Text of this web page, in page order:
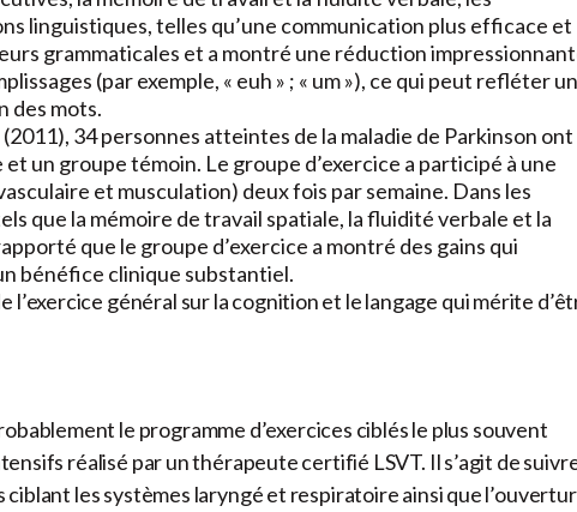
linguistiques, telles qu’une communication plus efficace et
grammaticales et a montré une réduction
(par exemple, « euh » ; « um »), ce qui peut refléter
des mots.
34 personnes atteintes de la maladie de Parkinson ont
un groupe témoin. Le groupe d’exercice a participé à une
et musculation) deux fois par semaine. Dans les
que la mémoire de travail spatiale, la fluidité verbale et la
que le groupe d’exercice a montré des gains qui
bénéfice clinique substantiel.
général sur la cognition et le langage qui mérite
le programme d’exercices ciblés le plus souvent
réalisé par un thérapeute certifié LSVT. Il s’agit de
les systèmes laryngé et respiratoire ainsi que